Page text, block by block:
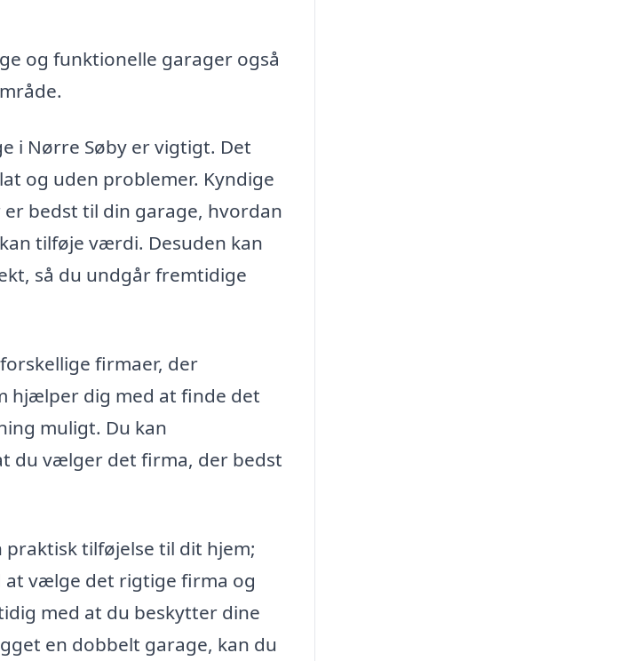
og funktionelle garager også
i Nørre Søby er vigtigt. Det
og uden problemer. Kyndige
bedst til din garage, hvordan
tilføje værdi. Desuden kan
så du undgår fremtidige
firmaer, der
hjælper dig med at finde det
muligt. Du kan
du vælger det firma, der bedst
tilføjelse til dit hjem;
at vælge det rigtige firma og
med at du beskytter dine
en dobbelt garage, kan du